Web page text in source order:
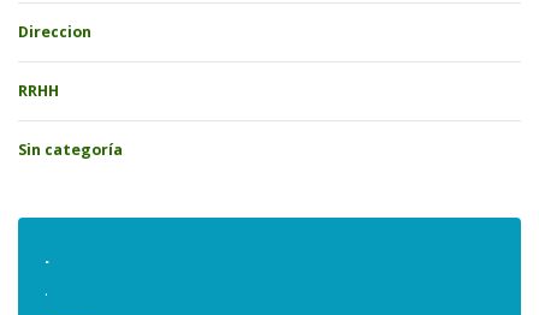
Direccion
RRHH
Sin categoría
.
.